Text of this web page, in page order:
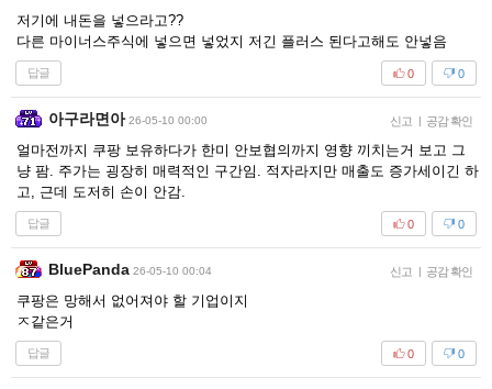
저기에 내돈을 넣으라고??
다른 마이너스주식에 넣으면 넣었지 저긴 플러스 된다고해도 안넣음
답글 0
0
아구라면아 26-05-10 00:00 신고 | 공감 확인
얼마전까지 쿠팡 보유하다가 한미 안보협의까지 영향 끼치는거 보고 그
냥 팜. 주가는 굉장히 매력적인 구간임. 적자라지만 매출도 증가세이긴 하
고, 근데 도저히 손이 안감.
답글 0
0
BluePanda 26-05-10 00:04 신고 | 공감 확인
쿠팡은 망해서 없어져야 할 기업이지
ㅈ같은거
답글 0
0